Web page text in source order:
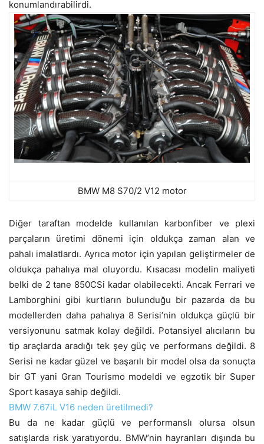
konumlandırabilirdi.
BMW M8 S70/2 V12 motor
Diğer taraftan modelde kullanılan karbonfiber ve plexi
parçaların üretimi dönemi için oldukça zaman alan ve
pahalı imalatlardı. Ayrıca motor için yapılan geliştirmeler de
oldukça pahalıya mal oluyordu. Kısacası modelin maliyeti
belki de 2 tane 850CSi kadar olabilecekti. Ancak Ferrari ve
Lamborghini gibi kurtların bulunduğu bir pazarda da bu
modellerden daha pahalıya 8 Serisi’nin oldukça güçlü bir
versiyonunu satmak kolay değildi. Potansiyel alıcıların bu
tip araçlarda aradığı tek şey güç ve performans değildi. 8
Serisi ne kadar güzel ve başarılı bir model olsa da sonuçta
bir GT yani Gran Tourismo modeldi ve egzotik bir Super
Sport kasaya sahip değildi.
BMW 7.67iL V16 neden üretilmedi?
Bu da ne kadar güçlü ve performanslı olursa olsun
satışlarda risk yaratıyordu. BMW’nin hayranları dışında bu